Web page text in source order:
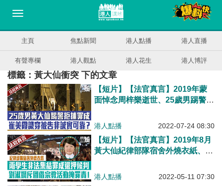
主頁 焦點新聞 港人點播 港人直播
有聲專欄 港人觀點 港人花生 港人博評
標籤：黃大仙衝突 下的文章
【短片】【法官真言】2019年蒙
面悼念周梓樂逝世、25歲男踢警拒
誠實可靠
港人點播 2022-07-24 08:30
【短片】【法官真言】2019年8月
黃大仙紀律部隊宿舍外燒衣紙、兩
嫻斥圖借宗教活動掩罪責！
港人點播 2022-05-11 07:30